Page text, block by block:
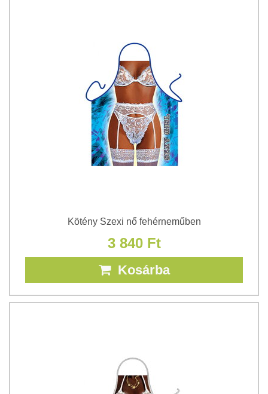
Kötény Szexi nő fehérneműben
3 840 Ft
Kosárba